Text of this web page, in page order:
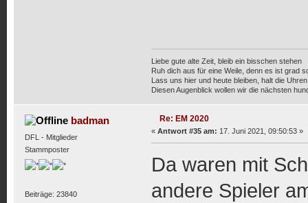
Liebe gute alte Zeit, bleib ein bisschen stehen
Ruh dich aus für eine Weile, denn es ist grad
Lass uns hier und heute bleiben, halt die
Diesen Augenblick wollen wir die nächsten
badman
DFL - Mitglieder
Stammposter
Beiträge: 23840
Re: EM 2020
« Antwort #35 am: 17. Juni 2021, 09:50:53 »
Da waren mit
andere Spieler